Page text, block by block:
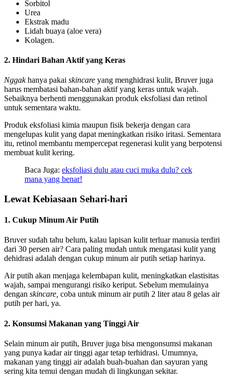
Sorbitol
Urea
Ekstrak madu
Lidah buaya (aloe vera)
Kolagen.
2. Hindari Bahan Aktif yang Keras
Nggakhanya pakai skincare yang menghidrasi kulit, Bruver juga
harus membatasi bahan-bahan aktif yang keras untuk wajah.
Sebaiknya berhenti menggunakan produk eksfoliasi dan retinol
untuk sementara waktu.
Produk eksfoliasi kimia maupun fisik bekerja dengan cara
mengelupas kulit yang dapat meningkatkan risiko iritasi. Sementara
itu, retinol membantu mempercepat regenerasi kulit yang berpotensi
membuat kulit kering.
Baca Juga: eksfoliasi dulu atau cuci muka dulu? cek
mana yang benar!
Lewat Kebiasaan Sehari-hari
1. Cukup Minum Air Putih
Bruver sudah tahu belum, kalau lapisan kulit terluar manusia terdiri
dari 30 persen air? Cara paling mudah untuk mengatasi kulit yang
dehidrasi adalah dengan cukup minum air putih setiap harinya.
Air putih akan menjaga kelembapan kulit, meningkatkan elastisitas
wajah, sampai mengurangi risiko keriput. Sebelum memulainya
dengan skincare, coba untuk minum air putih 2 liter atau 8 gelas air
putih per hari, ya.
2. Konsumsi Makanan yang Tinggi Air
Selain minum air putih, Bruver juga bisa mengonsumsi makanan
yang punya kadar air tinggi agar tetap terhidrasi. Umumnya,
makanan yang tinggi air adalah buah-buahan dan sayuran yang
sering kita temui dengan mudah di lingkungan sekitar.